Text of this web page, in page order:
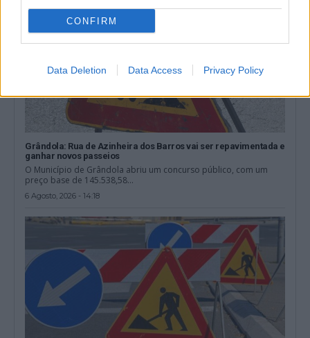
CONFIRM
Data Deletion Data Access Privacy Policy
Grândola: Rua de Azinheira dos Barros vai ser repavimentada e
ganhar novos passeios
O Município de Grândola abriu um concurso público, com um
preço base de 145.538,58...
6 Agosto, 2026 - 14:18